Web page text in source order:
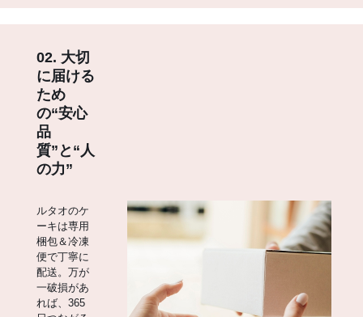
02. 大切
に届ける
ため
の“安心
品
質”と“人
の力”
ルタオのケ
ーキは専用
梱包＆冷凍
便で丁寧に
配送。万が
一破損があ
れば、365